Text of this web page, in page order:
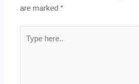
are marked*
here..